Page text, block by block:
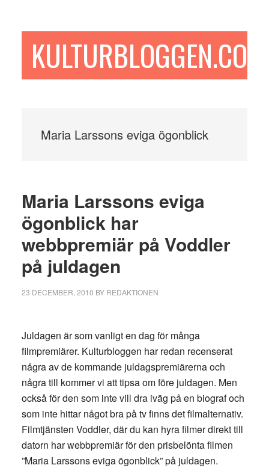
sidofältetKULTURBLOGGEN.COM
Maria Larssons eviga ögonblick
Maria Larssons eviga
ögonblick har
webbpremiär på Voddler
på juldagen
23 DECEMBER, 2010 BY REDAKTIONEN
Juldagen är som vanligt en dag för många
filmpremiärer. Kulturbloggen har redan recenserat
några av de kommande juldagspremiärerna och
några till kommer vi att tipsa om före juldagen. Men
också för den som inte vill dra iväg på en biograf och
som inte hittar något bra på tv finns det filmalternativ.
Filmtjänsten Voddler, där du kan hyra filmer direkt till
datorn har webbpremiär för den prisbelönta filmen
”Maria Larssons eviga ögonblick” på juldagen.